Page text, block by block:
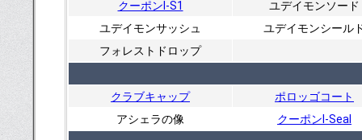
クーポンI-S1
ユデイモンソード
ユデイモンサッシュ
ユデイモンシール
フォレストドロップ
クラブキャップ
ポロッゴコート
アシェラの像
クーポンI-Seal